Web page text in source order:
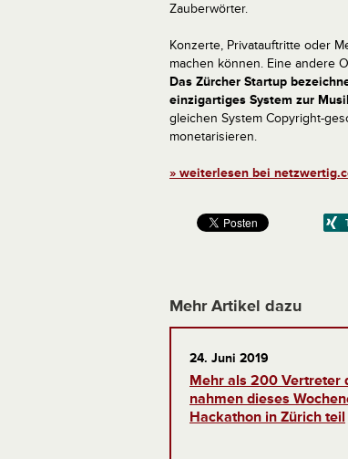
Zauberwörter.
Konzerte, Privatauftritte oder
machen können. Eine andere
Das Zürcher Startup
einzigartiges System zur
gleichen System Copyright-
monetarisieren.
» weiterlesen bei
Mehr Artikel dazu
24. Juni 2019
Mehr als 200 Vertreter
nahmen dieses
Hackathon in Zürich teil